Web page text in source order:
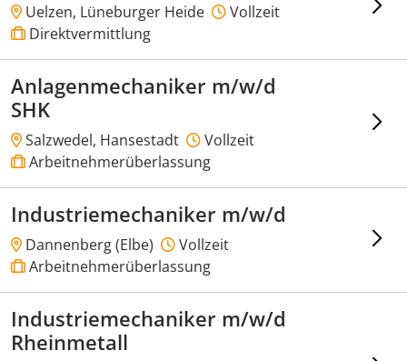
Uelzen, Lüneburger Heide
Vollzeit
Direktvermittlung
Anlagenmechaniker m/w/d
SHK
Salzwedel, Hansestadt
Vollzeit
Arbeitnehmerüberlassung
Industriemechaniker m/w/d
Dannenberg (Elbe)
Vollzeit
Arbeitnehmerüberlassung
Industriemechaniker m/w/d
Rheinmetall